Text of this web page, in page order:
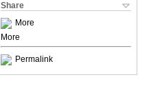
Share
More
More
Permalink